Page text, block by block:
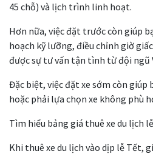
45 chỗ) và lịch trình linh hoạt.
Hơn nữa, việc đặt trước còn giúp
hoạch kỹ lưỡng, điều chỉnh giờ
được sự tư vấn tận tình từ đội ngũ
Đặc biệt, việc đặt xe sớm còn
hoặc phải lựa chọn xe không phù
Tìm hiểu bảng giá thuê xe du lịch
Khi thuê xe du lịch vào dịp lễ Tết,